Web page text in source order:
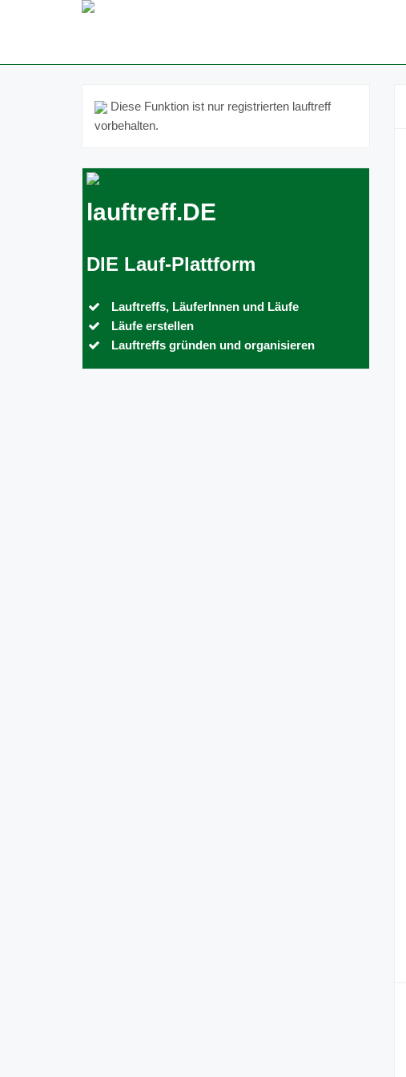
Diese Funktion ist nur registrierten lauftreff
vorbehalten.
lauftreff.DE
DIE Lauf-Plattform
Lauftreffs, LäuferInnen und Läufe
Läufe erstellen
Lauftreffs gründen und organisieren